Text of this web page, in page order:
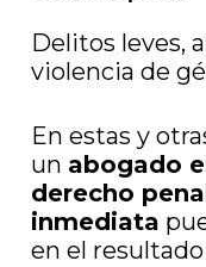
Delitos leves,
violencia de
En estas y
un abogado
derecho
inmediata
en el